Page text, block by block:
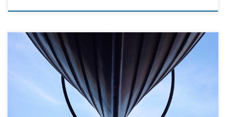
Se utiliza para la designación de proyectistas, diseñadores,
expertos, peritos o árbitros, solicitados por Entidades Públicas o
privadas, particulares, Tribunales, Instituciones u otros organismos,
con devengo de honorarios, que reúne a los colegiados que
soliciten su inscripción de acuerdo con su normativa. En la Junta de